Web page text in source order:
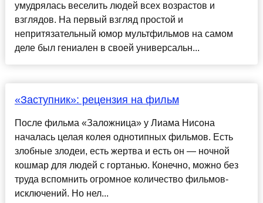
умудрялась веселить людей всех возрастов и
взглядов. На первый взгляд простой и
непритязательный юмор мультфильмов на самом
деле был гениален в своей универсальн...
«Заступник»: рецензия на фильм
После фильма «Заложница» у Лиама Нисона
началась целая колея однотипных фильмов. Есть
злобные злодеи, есть жертва и есть он — ночной
кошмар для людей с гортанью. Конечно, можно без
труда вспомнить огромное количество фильмов-
исключений. Но нел...